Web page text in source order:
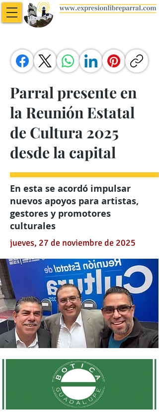
Parral presente en
la Reunión Estatal
de Cultura 2025
desde la capital
En esta se acordó impulsar
nuevos apoyos para artistas,
gestores y promotores
culturales
jueves, 27 de noviembre de 2025